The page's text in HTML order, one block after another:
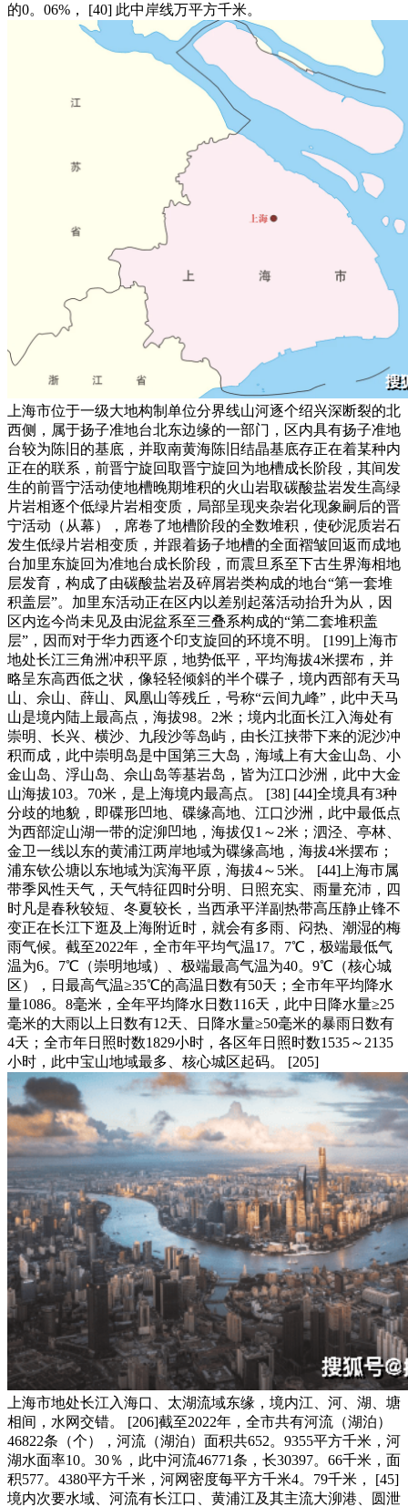
的0。06%， [40] 此中岸线万平方千米。
上海市位于一级大地构制单位分界线山河逐个绍兴深断裂的北
西侧，属于扬子准地台北东边缘的一部门，区内具有扬子准地
台较为陈旧的基底，并取南黄海陈旧结晶基底存正在着某种内
正在的联系，前晋宁旋回取晋宁旋回为地槽成长阶段，其间发
生的前晋宁活动使地槽晚期堆积的火山岩取碳酸盐岩发生高绿
片岩相逐个低绿片岩相变质，局部呈现夹杂岩化现象嗣后的晋
宁活动（从幕），席卷了地槽阶段的全数堆积，使砂泥质岩石
发生低绿片岩相变质，并跟着扬子地槽的全面褶皱回返而成地
台加里东旋回为准地台成长阶段，而震旦系至下古生界海相地
层发育，构成了由碳酸盐岩及碎屑岩类构成的地台“第一套堆
积盖层”。加里东活动正在区内以差别起落活动抬升为从，因
区内迄今尚未见及由泥盆系至三叠系构成的“第二套堆积盖
层”，因而对于华力西逐个印支旋回的环境不明。 [199]上海市
地处长江三角洲冲积平原，地势低平，平均海拔4米摆布，并
略呈东高西低之状，像轻轻倾斜的半个碟子，境内西部有天马
山、佘山、薛山、凤凰山等残丘，号称“云间九峰”，此中天马
山是境内陆上最高点，海拔98。2米；境内北面长江入海处有
崇明、长兴、横沙、九段沙等岛屿，由长江挟带下来的泥沙冲
积而成，此中崇明岛是中国第三大岛，海域上有大金山岛、小
金山岛、浮山岛、佘山岛等基岩岛，皆为江口沙洲，此中大金
山海拔103。70米，是上海境内最高点。 [38] [44]全境具有3种
分歧的地貌，即碟形凹地、碟缘高地、江口沙洲，此中最低点
为西部淀山湖一带的淀泖凹地，海拔仅1～2米；泗泾、亭林、
金卫一线以东的黄浦江两岸地域为碟缘高地，海拔4米摆布；
浦东钦公塘以东地域为滨海平原，海拔4～5米。 [44]上海市属
带季风性天气，天气特征四时分明、日照充实、雨量充沛，四
时凡是春秋较短、冬夏较长，当西承平洋副热带高压静止锋不
变正在长江下逛及上海附近时，就会有多雨、闷热、潮湿的梅
雨气候。截至2022年，全市年平均气温17。7℃，极端最低气
温为6。7℃（崇明地域）、极端最高气温为40。9℃（核心城
区），日最高气温≥35℃的高温日数有50天；全市年平均降水
量1086。8毫米，全年平均降水日数116天，此中日降水量≥25
毫米的大雨以上日数有12天、日降水量≥50毫米的暴雨日数有
4天；全市年日照时数1829小时，各区年日照时数1535～2135
小时，此中宝山地域最多、核心城区起码。 [205]
上海市地处长江入海口、太湖流域东缘，境内江、河、湖、塘
相间，水网交错。 [206]截至2022年，全市共有河流（湖泊）
46822条（个），河流（湖泊）面积共652。9355平方千米，河
湖水面率10。30％，此中河流46771条，长30397。66千米，面
积577。4380平方千米，河网密度每平方千米4。79千米， [45]
境内次要水域、河流有长江口、黄浦江及其主流大泖港、圆泄